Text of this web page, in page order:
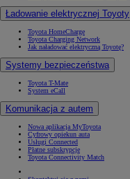
Ładowanie elektrycznej Toyoty
Toyota HomeCharge
Toyota Charging Network
Jak naładować elektryczną Toyotę?
Systemy bezpieczeństwa
Toyota T-Mate
System eCall
Komunikacja z autem
Nowa aplikacja MyToyota
Cyfrowy opiekun auta
Usługi Connected
Płatne subskrypcje
Toyota Connectivity Match